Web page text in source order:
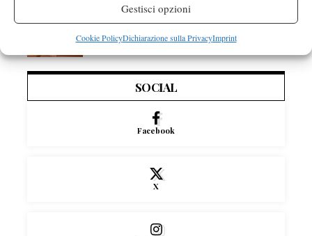
Gestisci opzioni
Cookie PolicyDichiarazione sulla PrivacyImprint
WTA 1000 Toronto 2026: pioggia pesante,
gioco sospeso
SOCIAL
Facebook
X